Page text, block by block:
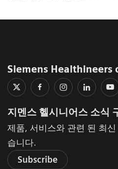
Siemens Healthineers
지멘스 헬시니어스 소식
제품, 서비스와 관련 된 최
습니다.
Subscribe